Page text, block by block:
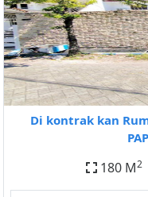
Di kontrak kan
180 M2